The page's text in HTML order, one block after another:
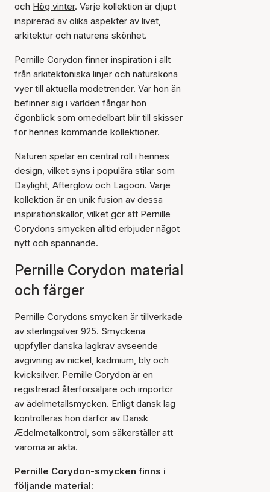
och Hög vinter. Varje kollektion är djupt
inspirerad av olika aspekter av livet,
arkitektur och naturens skönhet.
Pernille Corydon finner inspiration i allt
från arkitektoniska linjer och natursköna
vyer till aktuella modetrender. Var hon än
befinner sig i världen fångar hon
ögonblick som omedelbart blir till skisser
för hennes kommande kollektioner.
Naturen spelar en central roll i hennes
design, vilket syns i populära stilar som
Daylight, Afterglow och Lagoon. Varje
kollektion är en unik fusion av dessa
inspirationskällor, vilket gör att Pernille
Corydons smycken alltid erbjuder något
nytt och spännande.
Pernille Corydon material
och färger
Pernille Corydons smycken är tillverkade
av sterlingsilver 925. Smyckena
uppfyller danska lagkrav avseende
avgivning av nickel, kadmium, bly och
kvicksilver. Pernille Corydon är en
registrerad återförsäljare och importör
av ädelmetallsmycken. Enligt dansk lag
kontrolleras hon därför av Dansk
Ædelmetalkontrol, som säkerställer att
varorna är äkta.
Pernille Corydon-smycken finns i
följande material: